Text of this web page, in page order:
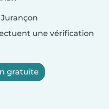
une vérification
gratuite